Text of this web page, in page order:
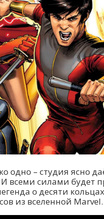
одно – студия ясно
всеми силами
о десяти
из вселенной Marvel.